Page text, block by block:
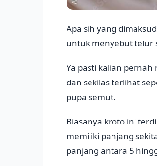
Apa sih yang
untuk menyebut telur
Ya pasti kalian
dan sekilas terlihat
pupa semut.
Biasanya kroto ini
memiliki panjang
panjang antara 5